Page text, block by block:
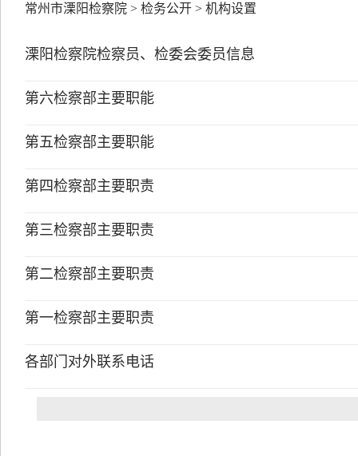
常州市溧阳检察院 > 检务公开 > 机构设置
溧阳检察院检察员、检委会委员信息
第六检察部主要职能
第五检察部主要职能
第四检察部主要职责
第三检察部主要职责
第二检察部主要职责
第一检察部主要职责
各部门对外联系电话